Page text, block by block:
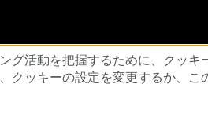
会社。無断複写・転載を禁じます。.
グ活動を把握するために、クッ
クッキーの設定を変更するか、